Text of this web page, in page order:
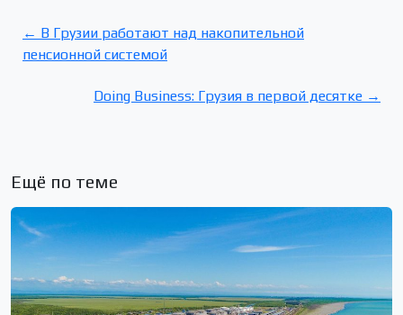
← В Грузии работают над накопительной
пенсионной системой
Doing Business: Грузия в первой десятке →
Ещё по теме